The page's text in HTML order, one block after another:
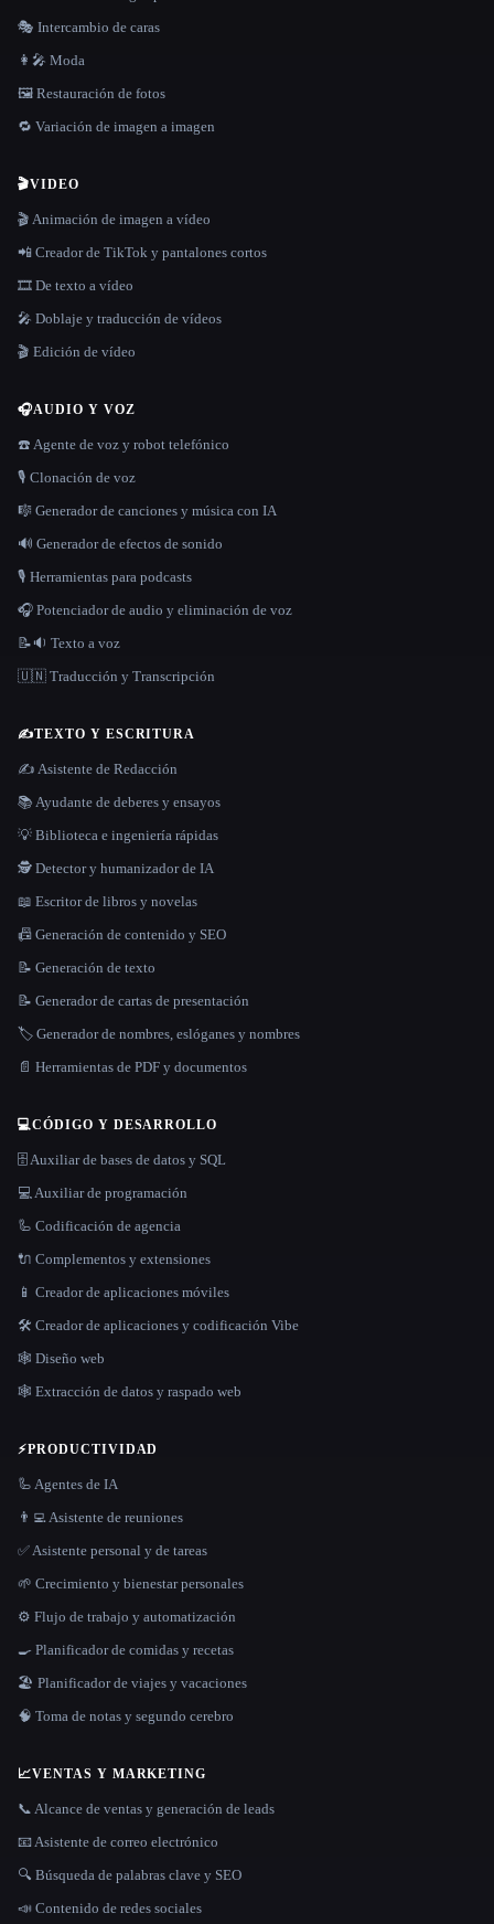
🎭 Intercambio de caras
👩‍🎤 Moda
🖼️ Restauración de fotos
🔁 Variación de imagen a imagen
🎬VIDEO
🎬 Animación de imagen a vídeo
📲 Creador de TikTok y pantalones cortos
🎞️ De texto a vídeo
🎤 Doblaje y traducción de vídeos
🎬 Edición de vídeo
🎧AUDIO Y VOZ
☎️ Agente de voz y robot telefónico
🎙️ Clonación de voz
🎼 Generador de canciones y música con IA
🔊 Generador de efectos de sonido
🎙️ Herramientas para podcasts
🎧 Potenciador de audio y eliminación de voz
📝🔉 Texto a voz
🇺🇳 Traducción y Transcripción
✍️TEXTO Y ESCRITURA
✍️ Asistente de Redacción
📚 Ayudante de deberes y ensayos
💡 Biblioteca e ingeniería rápidas
🕵️ Detector y humanizador de IA
📖 Escritor de libros y novelas
📠 Generación de contenido y SEO
📝 Generación de texto
📝 Generador de cartas de presentación
🏷️ Generador de nombres, eslóganes y nombres
📄 Herramientas de PDF y documentos
💻CÓDIGO Y DESARROLLO
🗄️ Auxiliar de bases de datos y SQL
💻 Auxiliar de programación
🦾 Codificación de agencia
🔌 Complementos y extensiones
📱 Creador de aplicaciones móviles
🛠️ Creador de aplicaciones y codificación Vibe
🕸 Diseño web
🕸️ Extracción de datos y raspado web
⚡PRODUCTIVIDAD
🦾 Agentes de IA
👨‍💻 Asistente de reuniones
✅ Asistente personal y de tareas
🌱 Crecimiento y bienestar personales
⚙️ Flujo de trabajo y automatización
🍳 Planificador de comidas y recetas
🏖 Planificador de viajes y vacaciones
🧠 Toma de notas y segundo cerebro
📈VENTAS Y MARKETING
📞 Alcance de ventas y generación de leads
📧 Asistente de correo electrónico
🔍 Búsqueda de palabras clave y SEO
📣 Contenido de redes sociales